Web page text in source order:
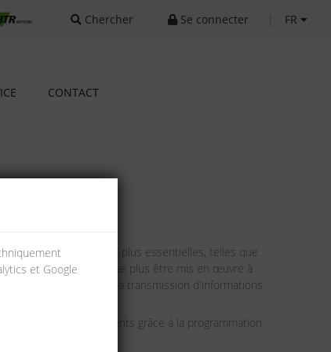
Chercher Se connecter FR
CONTACT
les fonctions les plus essentielles, telles que
ce qui ne peut presque plus être mis en œuvre à
pour commander la transmission d'informations
des bâtiments grâce à la programmation
et Google